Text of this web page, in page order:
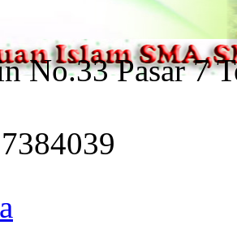
No.33 Pasar 7